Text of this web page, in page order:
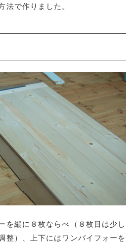
法で作りました。
を縦に８枚ならべ（８枚目は少し
整）、上下にはワンバイフォーを